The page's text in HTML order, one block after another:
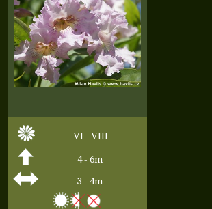
VI - VIII
4 - 6m
3 - 4m